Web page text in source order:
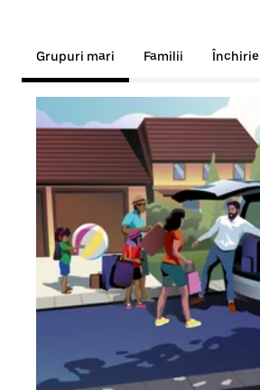
Grupuri mari Familii